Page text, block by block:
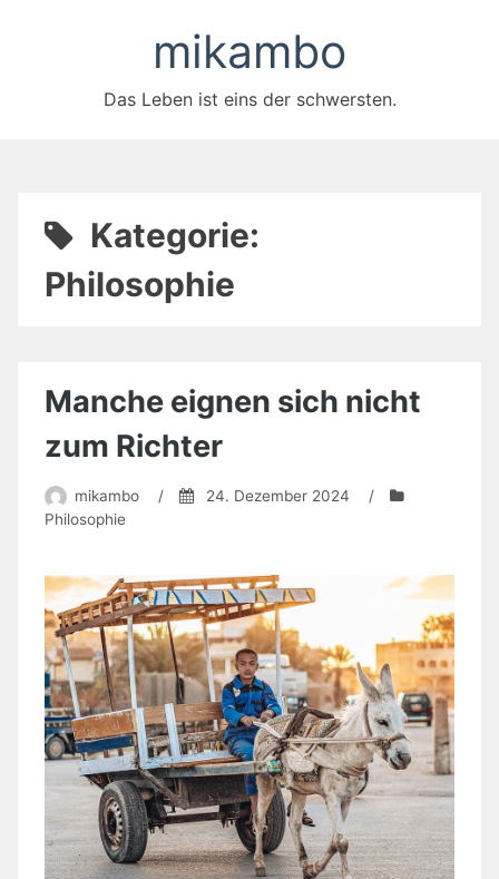
mikambo
Das Leben ist eins der schwersten.
Kategorie:
Philosophie
Manche eignen sich nicht
zum Richter
mikambo / 24. Dezember 2024
/
Philosophie